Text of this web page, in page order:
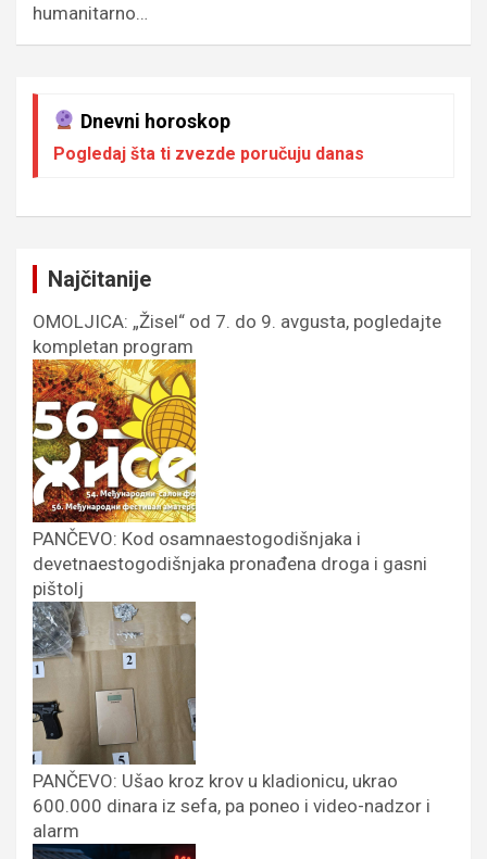
humanitarno…
Dnevni horoskop
Pogledaj šta ti zvezde poručuju danas
Najčitanije
OMOLJICA: „Žisel“ od 7. do 9. avgusta, pogledajte
kompletan program
PANČEVO: Kod osamnaestogodišnjaka i
devetnaestogodišnjaka pronađena droga i gasni
pištolj
PANČEVO: Ušao kroz krov u kladionicu, ukrao
600.000 dinara iz sefa, pa poneo i video-nadzor i
alarm